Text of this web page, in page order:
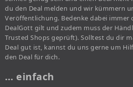
du den Deal melden und wir kümmern
Veröffentlichung. Bedenke dabei immer
DealGott gilt und zudem muss der
Trusted Shops geprüft). Solltest du dir
Deal gut ist, kannst du uns gerne um
den Deal für dich.
… einfach